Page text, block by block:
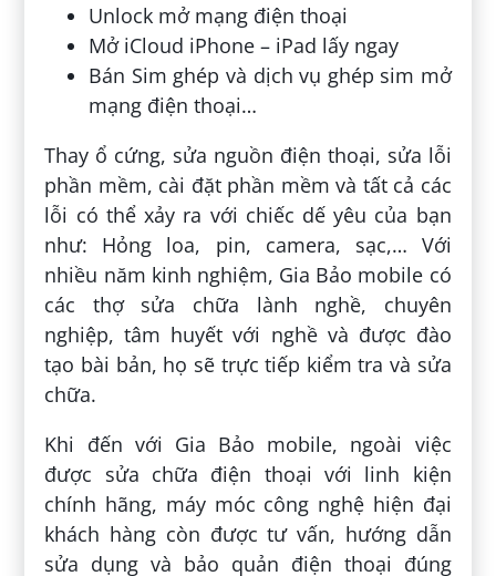
Unlock mở mạng điện thoại
Mở iCloud iPhone – iPad lấy ngay
Bán Sim ghép và dịch vụ ghép sim mở
mạng điện thoại…
Thay ổ cứng, sửa nguồn điện thoại, sửa lỗi
phần mềm, cài đặt phần mềm và tất cả các
lỗi có thể xảy ra với chiếc dế yêu của bạn
như: Hỏng loa, pin, camera, sạc,… Với
nhiều năm kinh nghiệm, Gia Bảo mobile có
các thợ sửa chữa lành nghề, chuyên
nghiệp, tâm huyết với nghề và được đào
tạo bài bản, họ sẽ trực tiếp kiểm tra và sửa
chữa.
Khi đến với Gia Bảo mobile, ngoài việc
được sửa chữa điện thoại với linh kiện
chính hãng, máy móc công nghệ hiện đại
khách hàng còn được tư vấn, hướng dẫn
sửa dụng và bảo quản điện thoại đúng